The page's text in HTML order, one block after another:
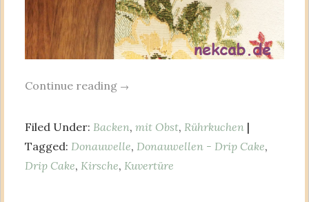
Continue reading →
Filed Under: Backen, mit Obst, Rührkuchen |
Tagged: Donauwelle, Donauwellen - Drip Cake,
Drip Cake, Kirsche, Kuvertüre